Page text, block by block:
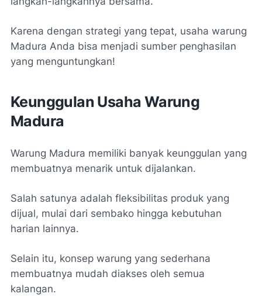
Karena dengan strategi yang tepat, usaha warung
Madura Anda bisa menjadi sumber penghasilan
yang menguntungkan!
Keunggulan Usaha Warung
Madura
Warung Madura memiliki banyak keunggulan yang
membuatnya menarik untuk dijalankan.
Salah satunya adalah fleksibilitas produk yang
dijual, mulai dari sembako hingga kebutuhan
harian lainnya.
Selain itu, konsep warung yang sederhana
membuatnya mudah diakses oleh semua
kalangan.